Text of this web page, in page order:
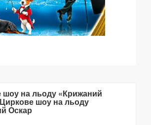
шоу на льоду «Крижаний
шоу на льоду
Оскар